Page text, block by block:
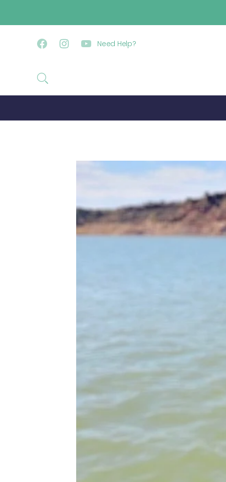
Need Help?